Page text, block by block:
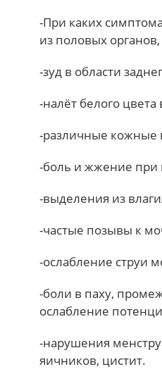
-При каких
из половых органов,
-зуд в области
-налёт белого цвета
-различные кожные
-боль и жжение при
-выделения из
-частые позывы к
-ослабление струи
-боли в паху,
ослабление
-нарушения
яичников, цистит.